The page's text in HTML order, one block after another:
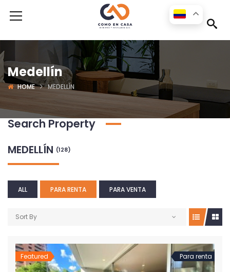
Medellín
HOME MEDELLÍN
Search Property
MEDELLÍN (128)
ALL PARA RENTA PARA VENTA
Sort By
Featured Para renta